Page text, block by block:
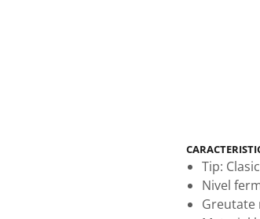
Tip: Clasic
Nivel
Greutate